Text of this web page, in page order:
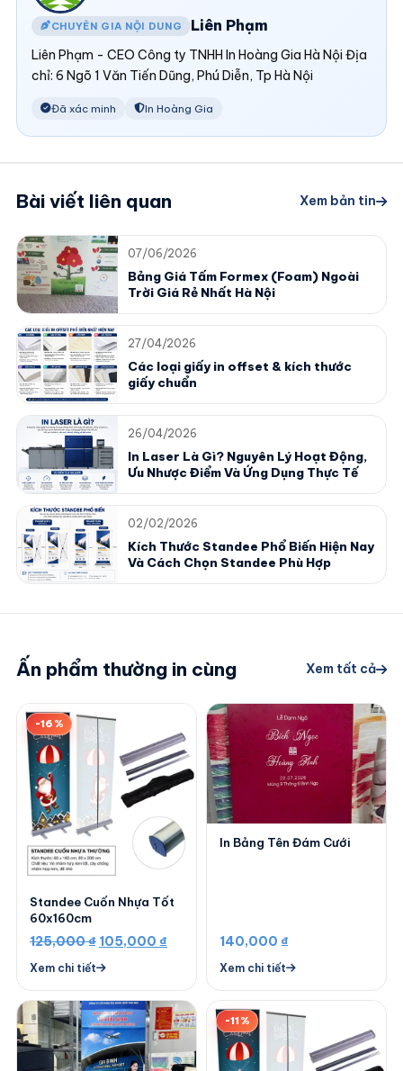
CHUYÊN GIA NỘI DUNG Liên Phạm
Liên Phạm - CEO Công ty TNHH In Hoàng Gia Hà Nội Địa
chỉ: 6 Ngõ 1 Văn Tiến Dũng, Phú Diễn, Tp Hà Nội
Đã xác minh In Hoàng Gia
Bài viết liên quan Xem bản tin
07/06/2026
Bảng Giá Tấm Formex (Foam) Ngoài
Trời Giá Rẻ Nhất Hà Nội
27/04/2026
Các loại giấy in offset & kích thước
giấy chuẩn
26/04/2026
In Laser Là Gì? Nguyên Lý Hoạt Động,
Ưu Nhược Điểm Và Ứng Dụng Thực Tế
02/02/2026
Kích Thước Standee Phổ Biến Hiện Nay
Và Cách Chọn Standee Phù Hợp
Ấn phẩm thường in cùng Xem tất cả
-16%
Standee Cuốn Nhựa Tốt
60x160cm
125,000₫ Giá
gốc
125,000 ₫.
105,000 ₫
là:
105,000 ₫.
Xem chi tiết
In Bảng Tên Đám Cưới
140,000 ₫
Xem chi tiết
-11%